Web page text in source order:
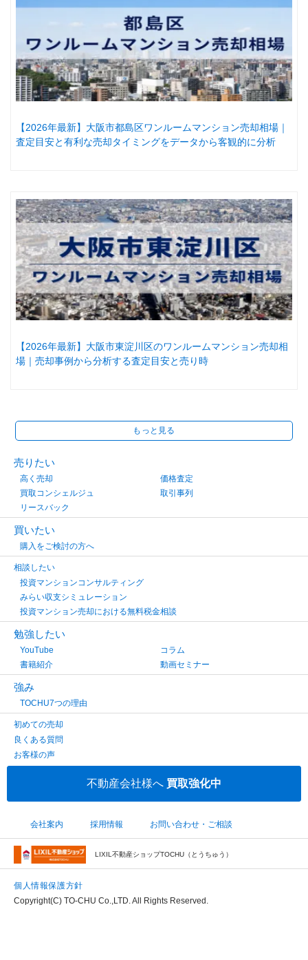
【2026年最新】大阪市都島区ワンルームマンション売却相場｜
査定目安と有利な売却タイミングをデータから客観的に分析
【2026年最新】大阪市東淀川区のワンルームマンション売却相
場｜売却事例から分析する査定目安と売り時
もっと見る
売りたい
高く売却
価格査定
買取コンシェルジュ
取引事列
リースバック
買いたい
購入をご検討の方へ
相談したい
投資マンションコンサルティング
みらい収支シミュレーション
投資マンション売却における無料税金相談
勉強したい
YouTube
コラム
書籍紹介
動画セミナー
強み
TOCHU7つの理由
初めての売却
良くある質問
お客様の声
不動産会社様へ 買取強化中
会社案内 採用情報 お問い合わせ・ご相談
LIXIL不動産ショップTOCHU（とうちゅう）
個人情報保護方針
Copyright(C) TO-CHU Co.,LTD. All Rights Reserved.